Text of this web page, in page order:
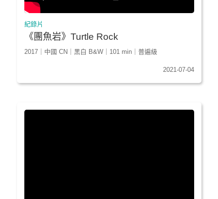
紀錄片
《團魚岩》Turtle Rock
2017｜中國 CN｜黑白 B&W｜101 min｜普遍級
2021-07-04